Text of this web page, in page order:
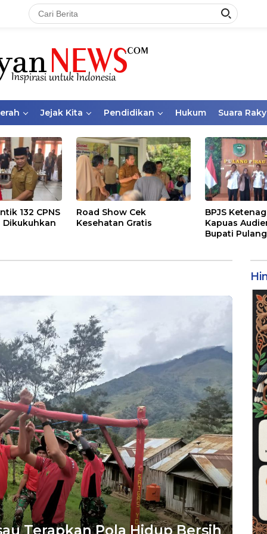
Jejak Kita Pendidikan Hukum Suara
132 CPNS
Dikukuhkan
Road Show Cek
Kesehatan Gratis
BPJS
Kapuas
Bupati
Terapkan Pola Hidup Bersih